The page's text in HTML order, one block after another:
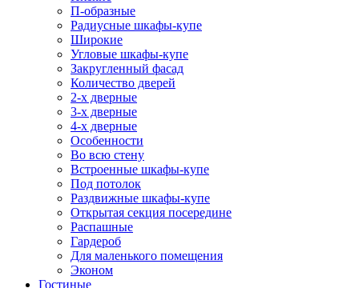
П-образные
Радиусные шкафы-купе
Широкие
Угловые шкафы-купе
Закругленный фасад
Количество дверей
2-х дверные
3-х дверные
4-х дверные
Особенности
Во всю стену
Встроенные шкафы-купе
Под потолок
Раздвижные шкафы-купе
Открытая секция посередине
Распашные
Гардероб
Для маленького помещения
Эконом
Гостиные